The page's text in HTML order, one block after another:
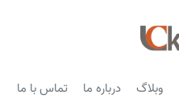
وبلاگ درباره ما تماس با ما